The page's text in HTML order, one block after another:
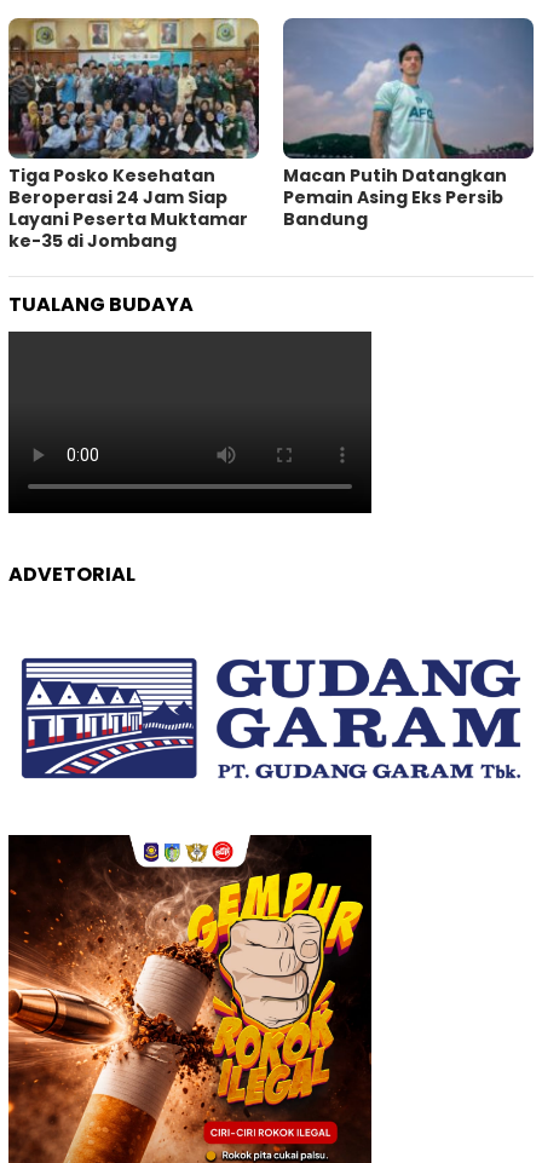
Tiga Posko Kesehatan
Beroperasi 24 Jam Siap
Layani Peserta Muktamar
ke-35 di Jombang
Macan Putih Datangkan
Pemain Asing Eks Persib
Bandung
TUALANG BUDAYA
ADVETORIAL